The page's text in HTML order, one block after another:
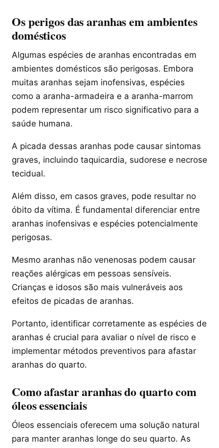
Os perigos das aranhas em ambientes
domésticos
Algumas espécies de aranhas encontradas em
ambientes domésticos são perigosas. Embora
muitas aranhas sejam inofensivas, espécies
como a aranha-armadeira e a aranha-marrom
podem representar um risco significativo para a
saúde humana.
A picada dessas aranhas pode causar sintomas
graves, incluindo taquicardia, sudorese e necrose
tecidual.
Além disso, em casos graves, pode resultar no
óbito da vítima. É fundamental diferenciar entre
aranhas inofensivas e espécies potencialmente
perigosas.
Mesmo aranhas não venenosas podem causar
reações alérgicas em pessoas sensíveis.
Crianças e idosos são mais vulneráveis aos
efeitos de picadas de aranhas.
Portanto, identificar corretamente as espécies de
aranhas é crucial para avaliar o nível de risco e
implementar métodos preventivos para afastar
aranhas do quarto.
Como afastar aranhas do quarto com
óleos essenciais
Óleos essenciais oferecem uma solução natural
para manter aranhas longe do seu quarto. As